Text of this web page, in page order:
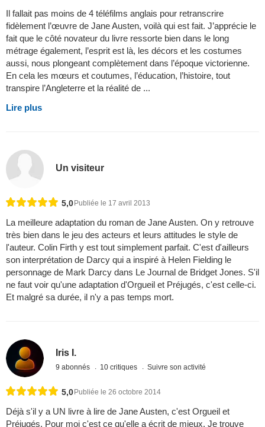
Il fallait pas moins de 4 téléfilms anglais pour retranscrire
fidèlement l’œuvre de Jane Austen, voilà qui est fait. J’apprécie le
fait que le côté novateur du livre ressorte bien dans le long
métrage également, l’esprit est là, les décors et les costumes
aussi, nous plongeant complètement dans l’époque victorienne.
En cela les mœurs et coutumes, l’éducation, l’histoire, tout
transpire l’Angleterre et la réalité de ...
Lire plus
Un visiteur
5,0Publiée le 17 avril 2013
La meilleure adaptation du roman de Jane Austen. On y retrouve
très bien dans le jeu des acteurs et leurs attitudes le style de
l'auteur. Colin Firth y est tout simplement parfait. C'est d'ailleurs
son interprétation de Darcy qui a inspiré à Helen Fielding le
personnage de Mark Darcy dans Le Journal de Bridget Jones. S'il
ne faut voir qu'une adaptation d'Orgueil et Préjugés, c'est celle-ci.
Et malgré sa durée, il n'y a pas temps mort.
Iris I.
9 abonnés 10 critiques Suivre son activité
5,0Publiée le 26 octobre 2014
Déjà s'il y a UN livre à lire de Jane Austen, c'est Orgueil et
Préjugés. Pour moi c'est ce qu'elle a écrit de mieux. Je trouve